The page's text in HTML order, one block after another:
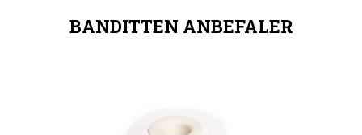
BANDITTEN ANBEFALER